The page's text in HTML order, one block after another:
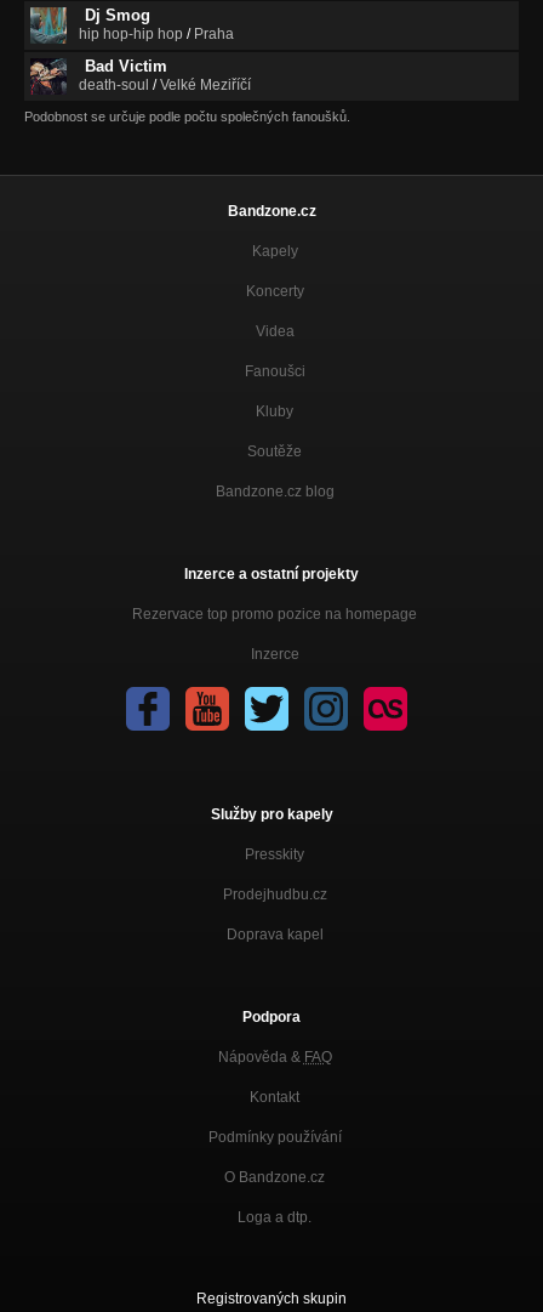
Dj Smog
hip hop-hip hop / Praha
Bad Victim
death-soul /Velké Meziříčí
Podobnost se určuje podle počtu společných fanoušků.
Bandzone.cz
Kapely
Koncerty
Videa
Fanoušci
Kluby
Soutěže
Bandzone.cz blog
Inzerce a ostatní projekty
Rezervace top promo pozice na homepage
Inzerce
Služby pro kapely
Presskity
Prodejhudbu.cz
Doprava kapel
Podpora
Nápověda & FAQ
Kontakt
Podmínky používání
O Bandzone.cz
Loga a dtp.
Registrovaných skupin